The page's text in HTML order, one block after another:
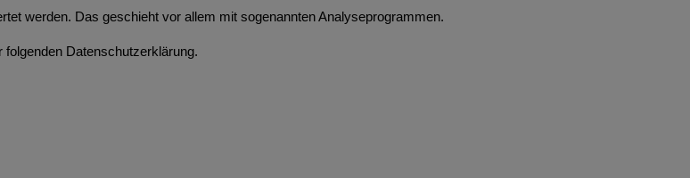
werden. Das geschieht vor allem mit sogenannten Analyseprogrammen.
Datenschutzerklärung.